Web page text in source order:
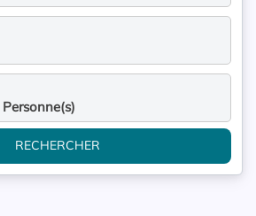
Personne(s)
RECHERCHER